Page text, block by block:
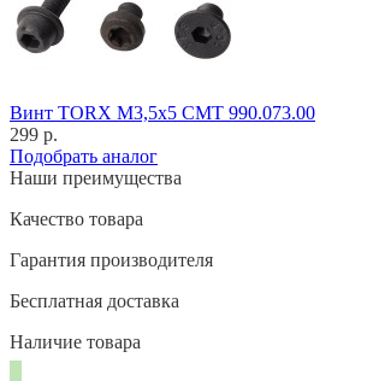
Винт TORX M3,5x5 CMT 990.073.00
299 р.
Подобрать аналог
Наши преимущества
Качество товара
Гарантия производителя
Бесплатная доставка
Наличие товара